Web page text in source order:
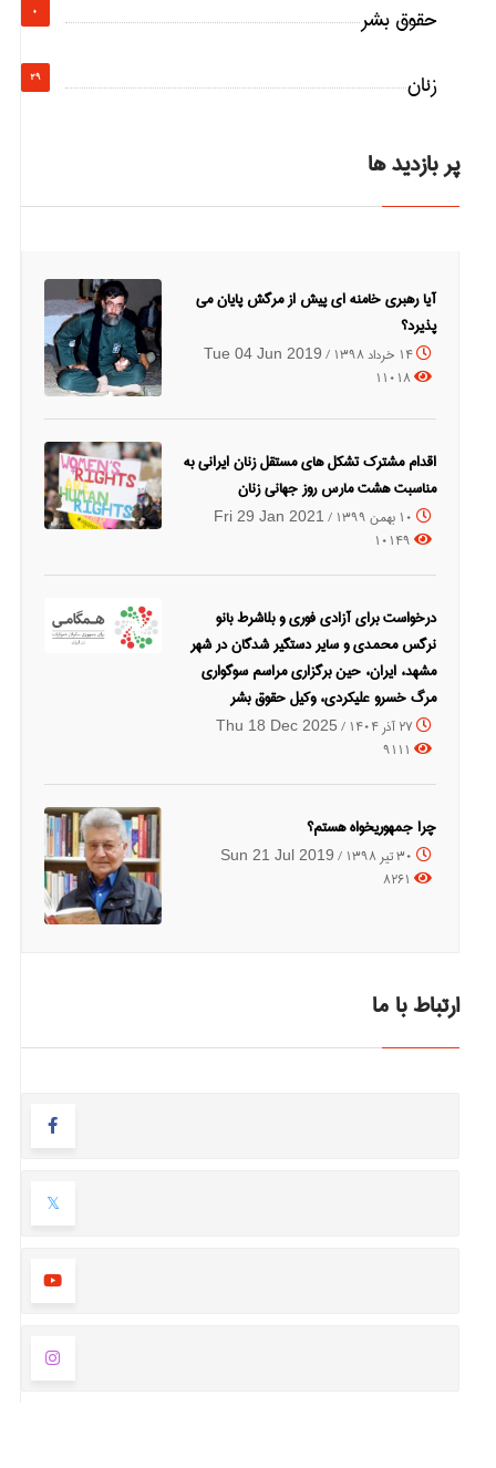
حقوق بشر 0
زنان 29
پر بازدید ها
آیا رهبری خامنه ای پیش از مرگش پایان می
پذیرد؟
14 خرداد 1398 / Tue 04 Jun 2019
11018
اقدام مشترک تشکل های مستقل زنان ایرانی به
مناسبت هشت مارس روز جهانی زنان
10 بهمن 1399 / Fri 29 Jan 2021
10149
درخواست برای آزادی فوری و بلاشرط بانو
نرگس محمدی و سایر دستگیر شدگان در شهر
مشهد، ایران، حین برگزاری مراسم سوگواری
مرگ خسرو علیکردی، وکیل حقوق بشر
27 آذر 1404 / Thu 18 Dec 2025
9111
چرا جمهوریخواه هستم؟
30 تیر 1398 / Sun 21 Jul 2019
8261
ارتباط با ما